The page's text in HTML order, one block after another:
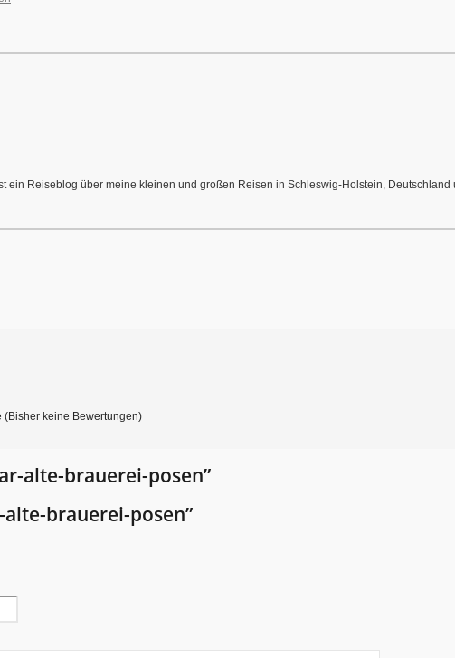
ein Reiseblog über meine kleinen und großen Reisen in Schleswig-Holstein,
(Bisher keine Bewertungen)
alte-brauerei-posen”
brauerei-posen”